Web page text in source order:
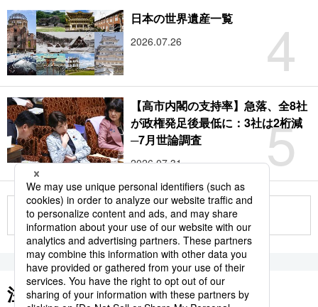
4
日本の世界遺産一覧
2026.07.26
5
【高市内閣の支持率】急落、全8社
が政権発足後最低に：3社は2桁減
─7月世論調査
2026.07.31
もっと見る
注目のキーワード